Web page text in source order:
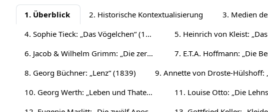
Przegląd sekcji
1. Überblick 2. Historische Kontextualisierung
3. Medien
4. Sophie Tieck: „Das Vögelchen“ (1802)
6. Jacob & Wilhelm Grimm: „Die zertanzten Schuhe“ (1815)
8. Georg Büchner: „Lenz“ (1839)
10. Georg Werth: „Leben und Thaten des berühmten Ritters Schnapphahnski“ (1848/49)